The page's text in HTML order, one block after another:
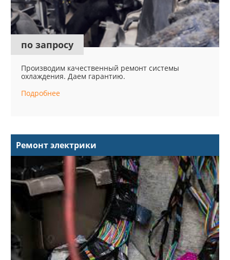
по запросу
Производим качественный ремонт системы
охлаждения. Даем гарантию.
Подробнее
Ремонт электрики